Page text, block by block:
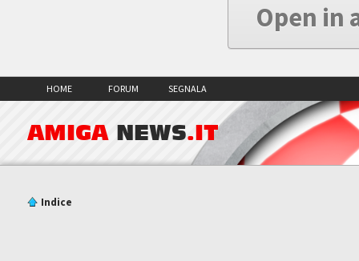
Open in
HOME FORUM SEGNALA
AMIGA NEWS.IT
Indice